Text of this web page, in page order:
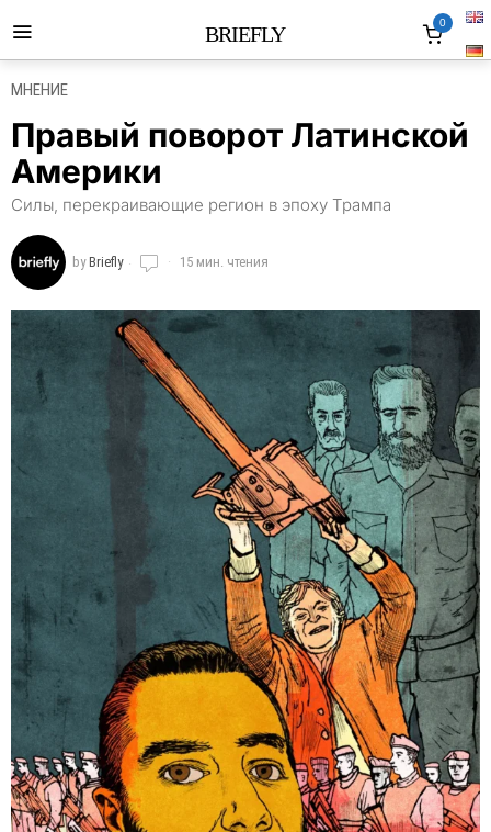
BRIEFLY 0
МНЕНИЕ
Правый поворот Латинской
Америки
Силы, перекраивающие регион в эпоху Трампа
byBriefly 15 мин. чтения